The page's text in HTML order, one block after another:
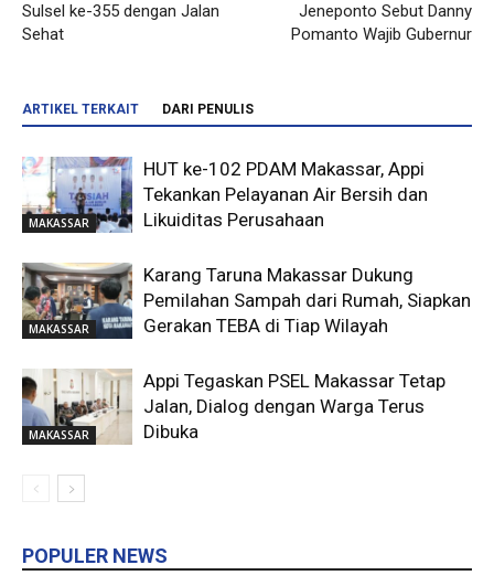
Sulsel ke-355 dengan Jalan
Sehat
Jeneponto Sebut Danny
Pomanto Wajib Gubernur
ARTIKEL TERKAIT DARI PENULIS
MAKASSAR
HUT ke-102 PDAM Makassar, Appi
Tekankan Pelayanan Air Bersih dan
Likuiditas Perusahaan
MAKASSAR
Karang Taruna Makassar Dukung
Pemilahan Sampah dari Rumah, Siapkan
Gerakan TEBA di Tiap Wilayah
MAKASSAR
Appi Tegaskan PSEL Makassar Tetap
Jalan, Dialog dengan Warga Terus
Dibuka
POPULER NEWS